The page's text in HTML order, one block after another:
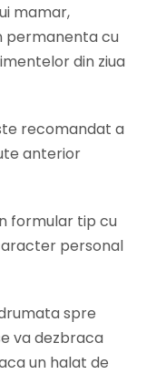
mamar,
permanenta cu
din ziua
recomandat a
anterior
formular tip cu
personal
spre
va dezbraca
un halat de